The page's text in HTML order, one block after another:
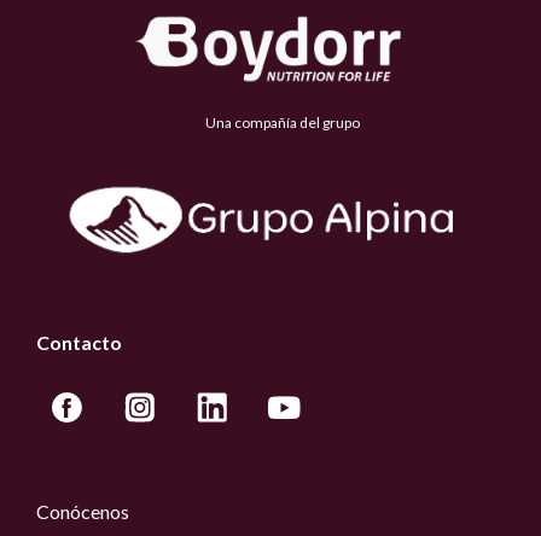
Una compañía del grupo
Contacto
Conócenos